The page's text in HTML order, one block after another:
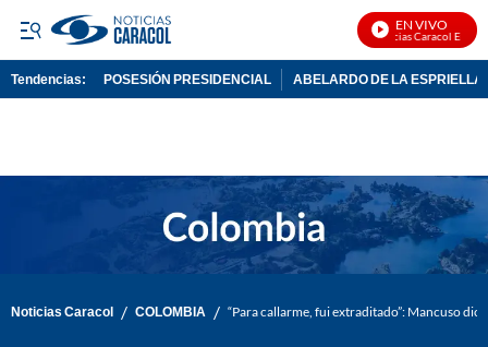
EN VIVO
Noticias Caracol En Vivo
Tendencias: POSESIÓN PRESIDENCIAL ABELARDO DE LA ESPRIELLA
Noticias Caracol / COLOMBIA / “Para callarme, fui extraditado”: Mancuso